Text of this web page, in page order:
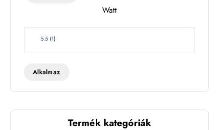
Watt
W
t
5.5 (1)
Alkalmaz
Termék kategóriák